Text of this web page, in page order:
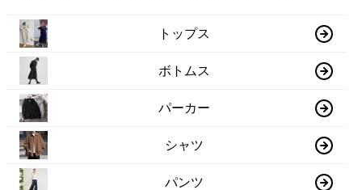
トップス
ボトムス
パーカー
シャツ
パンツ